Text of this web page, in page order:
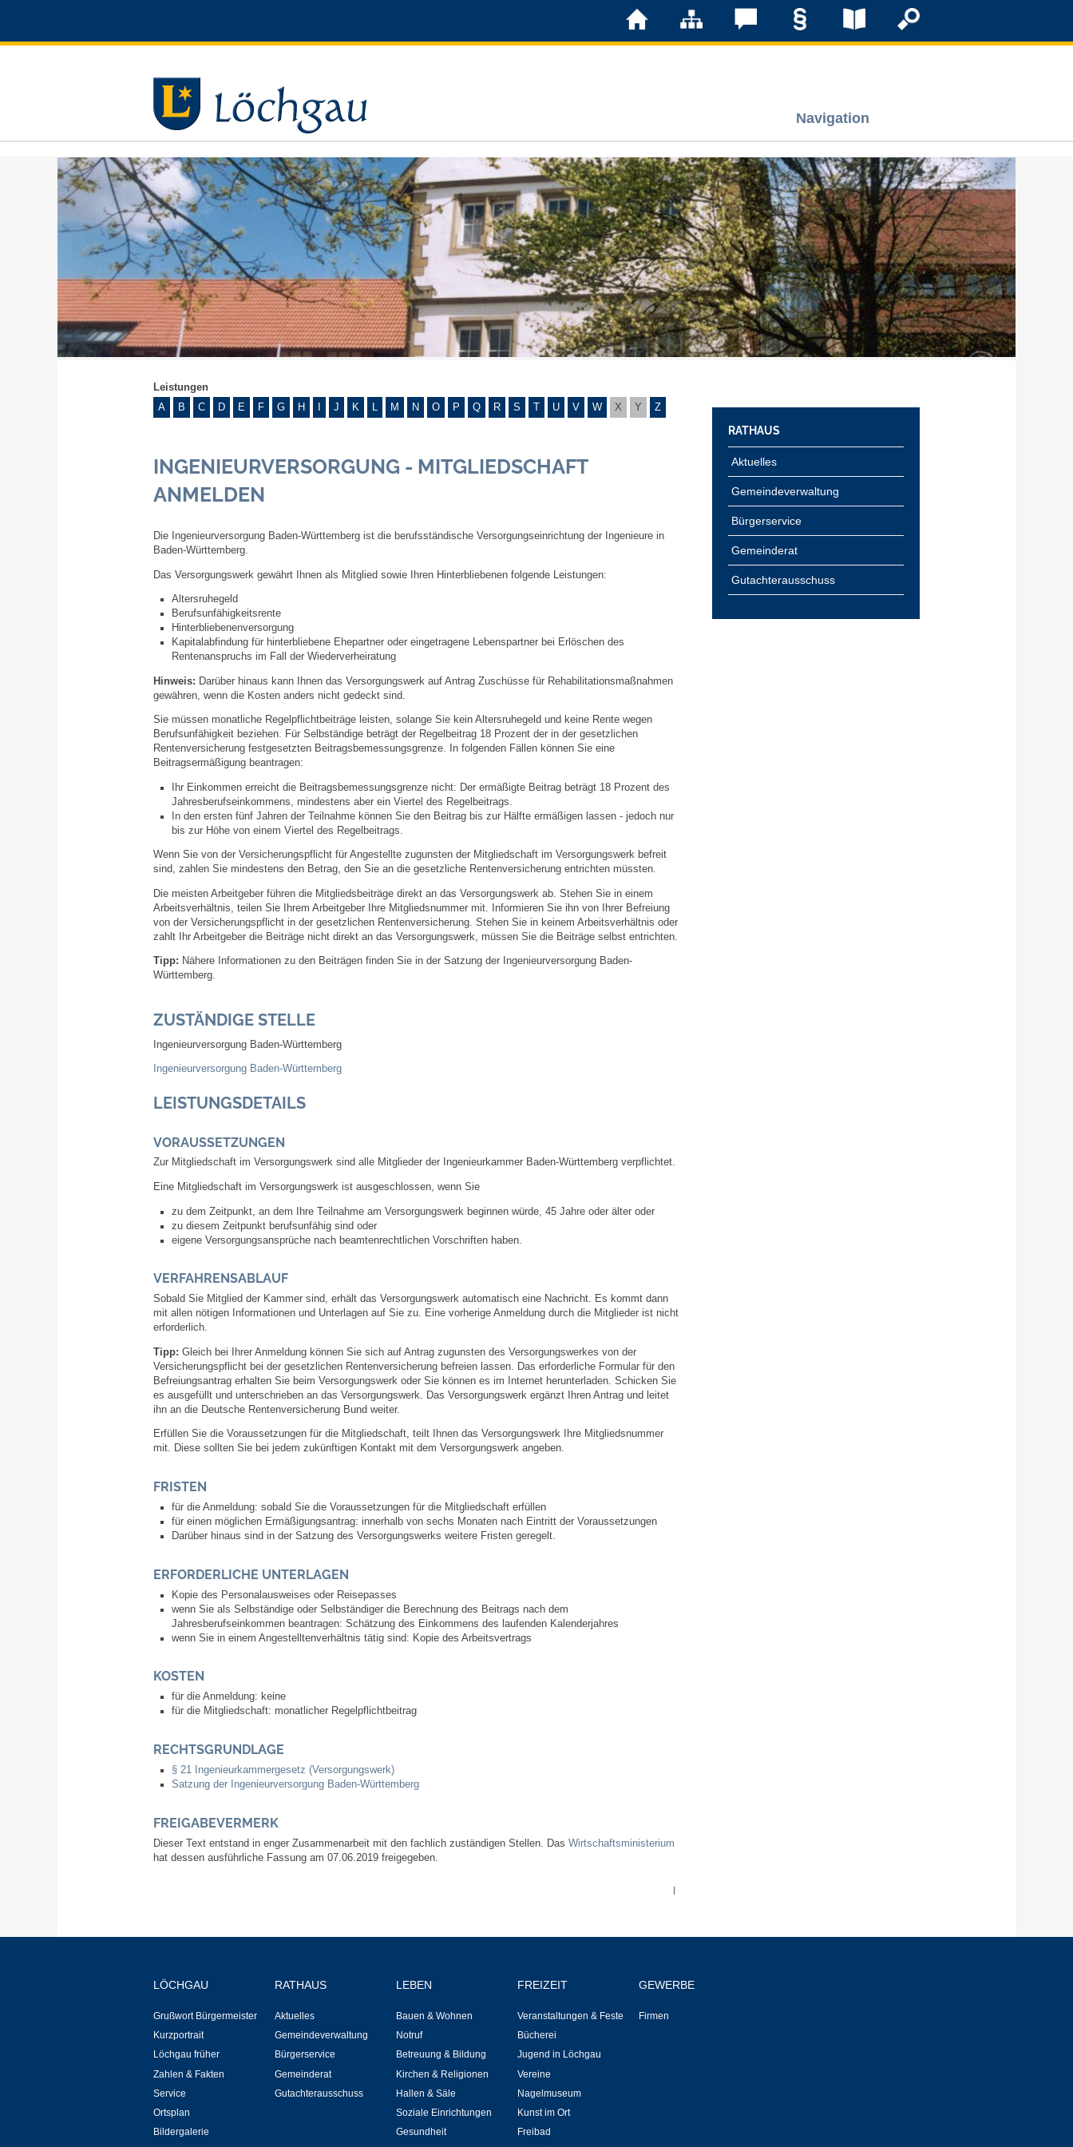
Navigation
Löchgau
Grußwort Bürgermeister
Kurzportrait
Löchgau früher
Zahlen & Fakten
Steuern
Haushalt 2026
Abfall-Infos
Ortsplan
Bildergalerie
Schlepper / Traktor
Rathaus
Aktuelles
Schadensmeldungen
Gemeinderat
Ratsinfo
Gutachterausschuss
Leben
Bauen & Wohnen
Bodenrichtwerte
Laufende beschränkte Ausschreibungen
Bebauungspläne
Betreuung & Bildung
Evangelische Kirchengemeinde
Katholische Kirchengemeinde
Neuapostolische Kirche
Leistungen
A
B C D E F G H J K L M N O P Q R S U V W X Y Z
INGENIEURVERSORGUNG - MITGLIEDSCHAFT
ANMELDEN
Die Ingenieurversorgung Baden-Württemberg ist die berufsständische Versorgungseinrichtung der Ingenieure in
Baden-Württemberg.
Das Versorgungswerk gewährt Ihnen als Mitglied sowie Ihren Hinterbliebenen folgende Leistungen:
Altersruhegeld
Berufsunfähigkeitsrente
Hinterbliebenenversorgung
Kapitalabfindung für hinterbliebene Ehepartner oder eingetragene Lebenspartner bei Erlöschen des
Rentenanspruchs im Fall der Wiederverheiratung
Hinweis: Darüber hinaus kann Ihnen das Versorgungswerk auf Antrag Zuschüsse für Rehabilitationsmaßnahmen
gewähren, wenn die Kosten anders nicht gedeckt sind.
Sie müssen monatliche Regelpflichtbeiträge leisten, solange Sie kein Altersruhegeld und keine Rente wegen
Berufsunfähigkeit beziehen. Für Selbständige beträgt der Regelbeitrag 18 Prozent der in der gesetzlichen
Rentenversicherung festgesetzten Beitragsbemessungsgrenze.
In folgenden Fällen können Sie eine
Beitragsermäßigung beantragen:
Ihr Einkommen erreicht die Beitragsbemessungsgrenze nicht: Der ermäßigte Beitrag beträgt 18 Prozent des
Jahresberufseinkommens, mindestens aber ein Viertel des Regelbeitrags.
In den ersten fünf Jahren der Teilnahme können Sie den Beitrag bis zur Hälfte ermäßigen lassen - jedoch nur
bis zur Höhe von einem Viertel des Regelbeitrags.
Wenn Sie von der Versicherungspflicht für Angestellte zugunsten der Mitgliedschaft im Versorgungswerk befreit
sind, zahlen Sie mindestens den Betrag, den Sie an die gesetzliche Rentenversicherung entrichten müssten.
Die meisten Arbeitgeber führen die Mitgliedsbeiträge direkt an das Versorgungswerk ab. Stehen Sie in einem
Arbeitsverhältnis, teilen Sie Ihrem Arbeitgeber Ihre Mitgliedsnummer mit. Informieren Sie ihn von Ihrer Befreiung
von der Versicherungspflicht in der gesetzlichen Rentenversicherung. Stehen Sie in keinem Arbeitsverhältnis oder
zahlt Ihr Arbeitgeber die Beiträge nicht direkt an das Versorgungswerk, müssen Sie die Beiträge selbst entrichten.
Tipp: Nähere Informationen zu den Beiträgen finden Sie in der Satzung der Ingenieurversorgung Baden-
Württemberg.
ZUSTÄNDIGE STELLE
Ingenieurversorgung Baden-Württemberg
Ingenieurversorgung Baden-Württemberg
LEISTUNGSDETAILS
VORAUSSETZUNGEN
Zur Mitgliedschaft im Versorgungswerk sind alle Mitglieder der Ingenieurkammer Baden-Württemberg verpflichtet.
Eine Mitgliedschaft im Versorgungswerk ist ausgeschlossen, wenn Sie
zu dem Zeitpunkt, an dem Ihre Teilnahme am Versorgungswerk beginnen würde, 45 Jahre oder älter oder
zu diesem Zeitpunkt berufsunfähig sind oder
eigene Versorgungsansprüche nach beamtenrechtlichen Vorschriften haben.
VERFAHRENSABLAUF
Sobald Sie Mitglied der Kammer sind, erhält das Versorgungswerk automatisch eine Nachricht. Es kommt dann
mit allen nötigen Informationen und Unterlagen auf Sie zu. Eine vorherige Anmeldung durch die Mitglieder ist nicht
erforderlich.
Tipp: Gleich bei Ihrer Anmeldung können Sie sich auf Antrag zugunsten des Versorgungswerkes von der
Versicherungspflicht bei der gesetzlichen Rentenversicherung befreien lassen. Das erforderliche Formular für den
Befreiungsantrag erhalten Sie beim Versorgungswerk oder Sie können es im Internet herunterladen. Schicken Sie
es ausgefüllt und unterschrieben an das Versorgungswerk. Das Versorgungswerk ergänzt Ihren Antrag und leitet
ihn an die Deutsche Rentenversicherung Bund weiter.
Erfüllen Sie die Voraussetzungen für die Mitgliedschaft, teilt Ihnen das Versorgungswerk Ihre Mitgliedsnummer
mit. Diese sollten Sie bei jedem zukünftigen Kontakt mit dem Versorgungswerk angeben.
FRISTEN
für die Anmeldung: sobald Sie die Voraussetzungen für die Mitgliedschaft erfüllen
für einen möglichen Ermäßigungsantrag: innerhalb von sechs Monaten nach Eintritt der Voraussetzungen
Darüber hinaus sind in der Satzung des Versorgungswerks weitere Fristen geregelt.
ERFORDERLICHE UNTERLAGEN
Kopie des Personalausweises oder Reisepasses
wenn Sie als Selbständige oder Selbständiger die Berechnung des Beitrags nach dem
Jahresberufseinkommen beantragen: Schätzung des Einkommens des laufenden Kalenderjahres
wenn Sie in einem Angestelltenverhältnis tätig sind: Kopie des Arbeitsvertrags
KOSTEN
für die Anmeldung: keine
für die Mitgliedschaft: monatlicher Regelpflichtbeitrag
RECHTSGRUNDLAGE
§ 21 Ingenieurkammergesetz (Versorgungswerk)
Satzung der Ingenieurversorgung Baden-Württemberg
FREIGABEVERMERK
Dieser Text entstand in enger Zusammenarbeit mit den fachlich zuständigen Stellen. Das Wirtschaftsministerium
hat dessen ausführliche Fassung am 07.06.2019 freigegeben.
|
RATHAUS
Aktuelles
Gemeindeverwaltung
Bürgerservice
Gemeinderat
Gutachterausschuss
LÖCHGAU
Grußwort Bürgermeister
Kurzportrait
Löchgau früher
Zahlen & Fakten
Service
Ortsplan
Bildergalerie
RATHAUS
Aktuelles
Gemeindeverwaltung
Bürgerservice
Gemeinderat
Gutachterausschuss
LEBEN
Bauen & Wohnen
Notruf
Betreuung & Bildung
Kirchen & Religionen
Hallen & Säle
Soziale Einrichtungen
Gesundheit
FREIZEIT
Veranstaltungen & Feste
Bücherei
Jugend in Löchgau
Vereine
Nagelmuseum
Kunst im Ort
Freibad
GEWERBE
Firmen